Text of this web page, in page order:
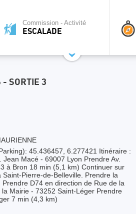
Commission - Activité
ESCALADE
- SORTIE 3
45.436457, 6.277421 Itinéraire :
Macé - 69007 Lyon Prendre Av.
à Bron 18 min (5,1 km) Continuer sur
Pierre-de-Belleville. Prendre la
D74 en direction de Rue de la
Mairie - 73252 Saint-Léger Prendre
7 min (4,3 km)